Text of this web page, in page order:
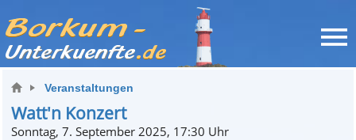
Veranstaltungen
Watt'n Konzert
Sonntag, 7. September 2025, 17:30 Uhr